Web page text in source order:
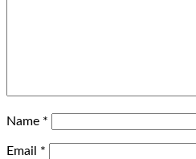
Name *
Email *